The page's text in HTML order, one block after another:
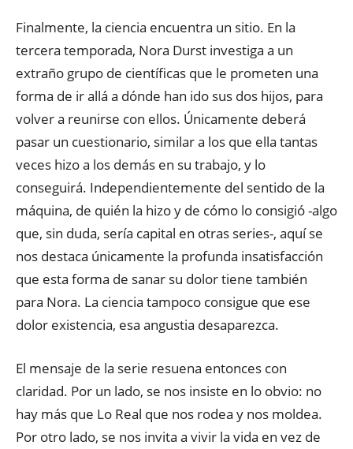
Finalmente, la ciencia encuentra un sitio. En la
tercera temporada, Nora Durst investiga a un
extraño grupo de científicas que le prometen una
forma de ir allá a dónde han ido sus dos hijos, para
volver a reunirse con ellos. Únicamente deberá
pasar un cuestionario, similar a los que ella tantas
veces hizo a los demás en su trabajo, y lo
conseguirá. Independientemente del sentido de la
máquina, de quién la hizo y de cómo lo consigió -algo
que, sin duda, sería capital en otras series-, aquí se
nos destaca únicamente la profunda insatisfacción
que esta forma de sanar su dolor tiene también
para Nora. La ciencia tampoco consigue que ese
dolor existencia, esa angustia desaparezca.
El mensaje de la serie resuena entonces con
claridad. Por un lado, se nos insiste en lo obvio: no
hay más que Lo Real que nos rodea y nos moldea.
Por otro lado, se nos invita a vivir la vida en vez de